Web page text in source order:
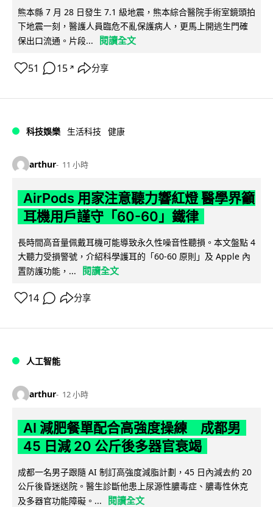
熊本縣 7 月 28 日發生 7.1 級地震，熊本綜合醫院手術室鏡頭拍
下地震一刻，醫護人員臨危不亂保護病人，更馬上開逃生門確
保出口流通。片段...
閱讀全文
51 15 ↗ 分享
科技娛樂 生活科技 健康
arthur 11 小時
AirPods 用家注意聽力響紅燈 醫學界籲
耳機用戶謹守「60-60」鐵律
長時間高音量佩戴耳機可能導致永久性噪音性聽損。本文盤點 4
大聽力受損警號，介紹科學護耳的「60-60 原則」及 Apple 內
置防護功能，...
閱讀全文
14 分享
人工智能
arthur 12 小時
AI 減肥餐單配合高強度操練 成都男
45 日減 20 公斤後多器官衰竭
成都一名男子跟隨 AI 制訂高強度減脂計劃，45 日內減去約 20
公斤後昏迷送院。醫生診斷他患上尿源性膿毒症、膿毒性休克
及多器官功能障礙。...
閱讀全文